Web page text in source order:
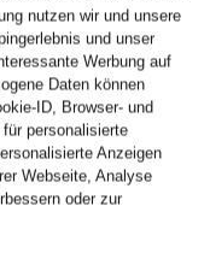
nutzen wir und unsere
und unser
Werbung auf
Daten können
ID, Browser- und
personalisierte
Anzeigen
Webseite, Analyse
oder zur